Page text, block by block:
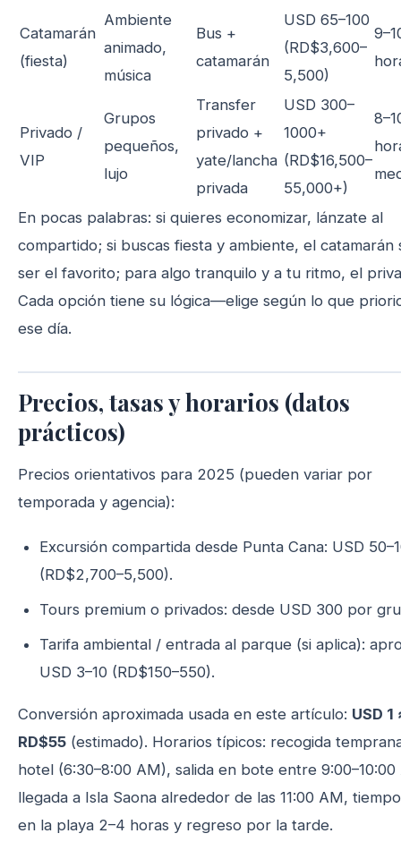
Catamarán
(fiesta)
Ambiente
animado,
música
Bus +
catamarán
USD 65–100
(RD$3,600–
5,500)
Privado /
VIP
Grupos
pequeños,
lujo
Transfer
privado +
yate/lancha
privada
USD 300–
1000+
(RD$16,500–
55,000+)
En pocas palabras: si quieres economizar, lánzate al
compartido; si buscas fiesta y ambiente, el catamarán
ser el favorito; para algo tranquilo y a tu ritmo, el
Cada opción tiene su lógica—elige según lo que
ese día.
Precios, tasas y horarios (datos
prácticos)
Precios orientativos para 2025 (pueden variar por
temporada y agencia):
Excursión compartida desde Punta Cana: USD
(RD$2,700–5,500).
Tours premium o privados: desde USD 300 por
Tarifa ambiental / entrada al parque (si aplica):
USD 3–10 (RD$150–550).
Conversión aproximada usada en este artículo: USD 1
RD$55 (estimado). Horarios típicos: recogida
hotel (6:30–8:00 AM), salida en bote entre 9:00–10:00
llegada a Isla Saona alrededor de las 11:00 AM,
en la playa 2–4 horas y regreso por la tarde.